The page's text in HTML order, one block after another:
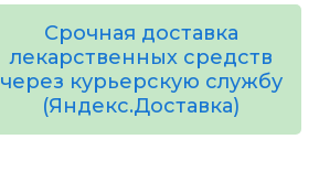
Срочная доставка
лекарственных средств
через курьерскую службу
(Яндекс.Доставка)